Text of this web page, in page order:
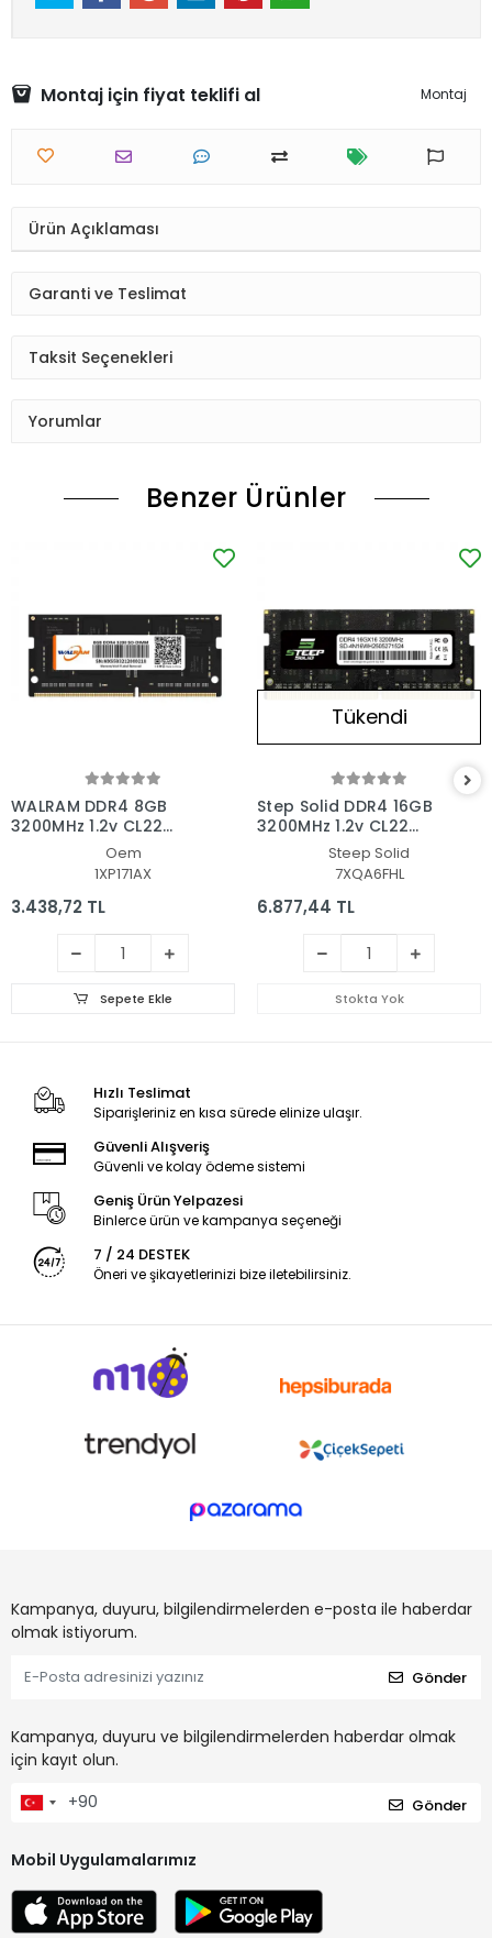
Montaj için fiyat teklifi al Montaj
Ürün Açıklaması
Garanti ve Teslimat
Taksit Seçenekleri
Yorumlar
Benzer Ürünler
WALRAM DDR4 8GB
3200MHz 1.2v CL22
Notebook Ram
Oem
1XP171AX
3.438,72 TL
Sepete Ekle
Tükendi
Step Solid DDR4 16GB
3200MHz 1.2v CL22
Notebook Ram
Steep Solid
7XQA6FHL
6.877,44 TL
Stokta Yok
Hızlı Teslimat
Siparişleriniz en kısa sürede elinize ulaşır.
Güvenli Alışveriş
Güvenli ve kolay ödeme sistemi
Geniş Ürün Yelpazesi
Binlerce ürün ve kampanya seçeneği
7 / 24 DESTEK
Öneri ve şikayetlerinizi bize iletebilirsiniz.
Kampanya, duyuru, bilgilendirmelerden e-posta ile haberdar
olmak istiyorum.
Gönder
Kampanya, duyuru ve bilgilendirmelerden haberdar olmak
için kayıt olun.
Gönder
Mobil Uygulamalarımız